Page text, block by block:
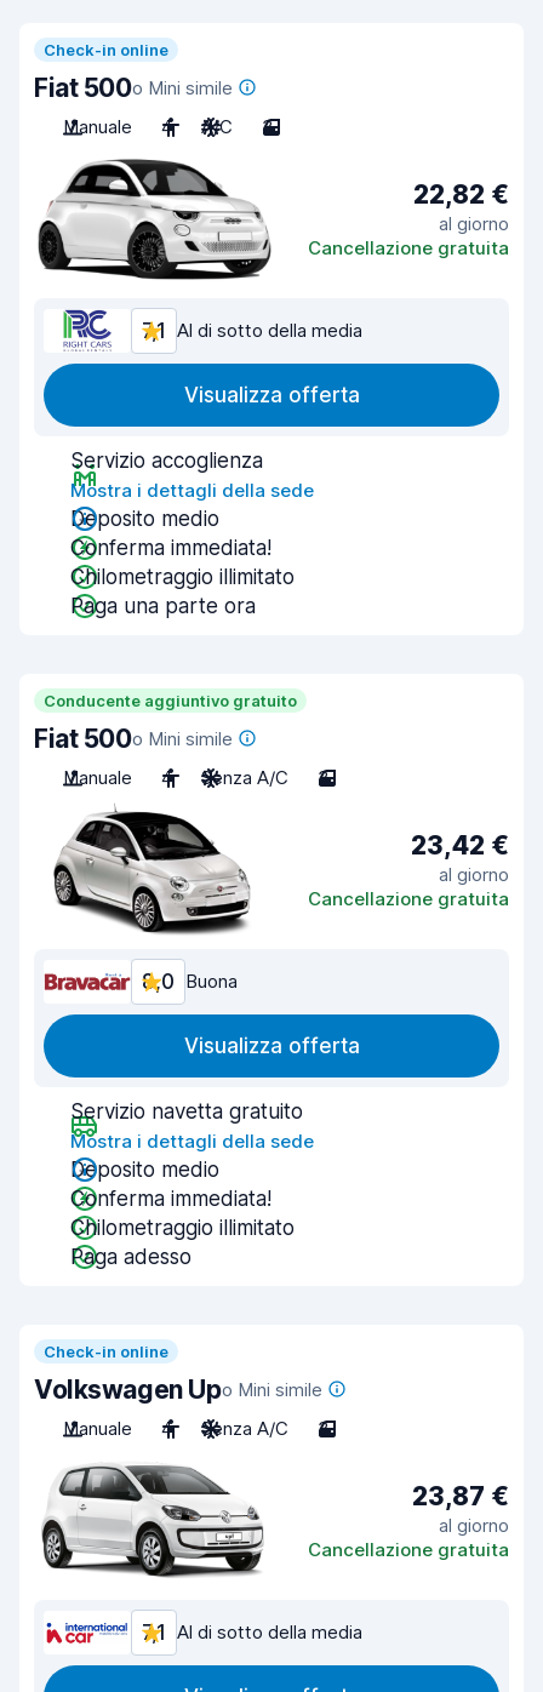
Check-in online
Fiat 500o Mini simile
Manuale
4 A/C 3
22,82 €
al giorno
Cancellazione gratuita
7,1 Al di sotto della media
Visualizza offerta
Servizio accoglienza
Mostra i dettagli della sede
Deposito medio
Conferma immediata!
Chilometraggio illimitato
Paga una parte ora
Conducente aggiuntivo gratuito
Fiat 500o Mini simile
Manuale
4 Senza A/C 3
23,42 €
al giorno
Cancellazione gratuita
8,0 Buona
Visualizza offerta
Servizio navetta gratuito
Mostra i dettagli della sede
Deposito medio
Conferma immediata!
Chilometraggio illimitato
Paga adesso
Check-in online
Volkswagen Upo Mini simile
Manuale
4 Senza A/C 3
23,87 €
al giorno
Cancellazione gratuita
7,1 Al di sotto della media